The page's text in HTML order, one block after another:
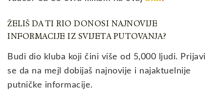
ŽELIŠ DA TI RIO DONOSI NAJNOVIJE
INFORMACIJE IZ SVIJETA PUTOVANJA?
Budi dio kluba koji čini više od 5,000 ljudi. Prijavi
se da na mejl dobijaš najnovije i najaktuelnije
putničke informacije.